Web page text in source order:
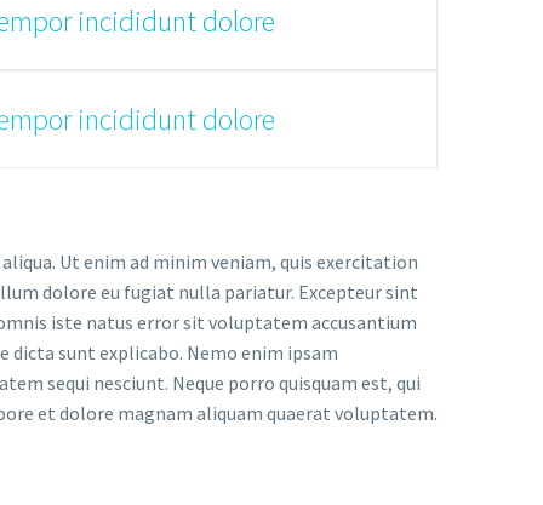
incididunt dolore
incididunt dolore
Ut enim ad minim veniam, quis exercitation
dolore eu fugiat nulla pariatur. Excepteur sint
iste natus error sit voluptatem accusantium
sunt explicabo. Nemo enim ipsam
sequi nesciunt. Neque porro quisquam est, qui
et dolore magnam aliquam quaerat voluptatem.